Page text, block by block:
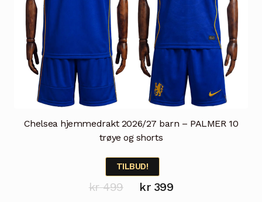
Chelsea hjemmedrakt 2026/27 barn – PALMER 10
trøye og shorts
TILBUD!
kr499
Opprinnelig
kr399Nåværende